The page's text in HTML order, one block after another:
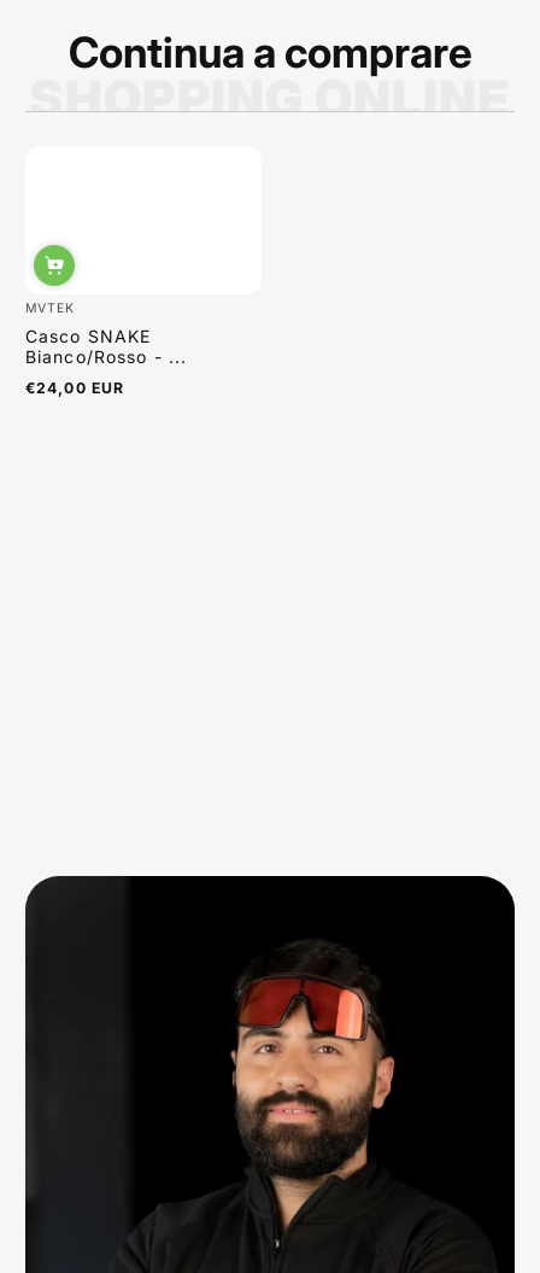
Continua a comprare
SHOPPING ONLINE
MVTEK
Casco SNAKE
Bianco/Rosso - ...
Prezzo
€24,00 EUR